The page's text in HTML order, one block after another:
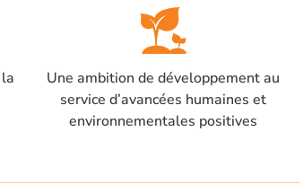
Une ambition de développement au
service d’avancées humaines et
environnementales positives